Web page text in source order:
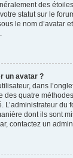
des
statut sur le
le nom d’avatar
un avatar ?
dans
des quatre
L’administrateur du
dont ils sont
contactez un